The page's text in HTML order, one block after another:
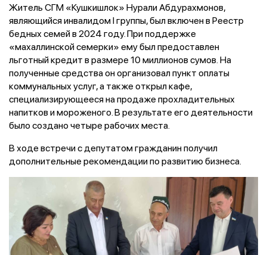
Житель СГМ «Кушкишлок» Нурали Абдурахмонов,
являющийся инвалидом I группы, был включен в Реестр
бедных семей в 2024 году. При поддержке
«махаллинской семерки» ему был предоставлен
льготный кредит в размере 10 миллионов сумов.На
полученные средства он организовал пункт оплаты
коммунальных услуг, а также открыл кафе,
специализирующееся на продаже прохладительных
напитков и мороженого. В результате его деятельности
было создано четыре рабочих места.
В ходе встречи с депутатом гражданинполучил
дополнительные рекомендации по развитию бизнеса.